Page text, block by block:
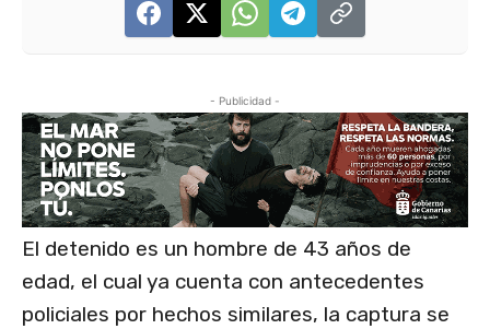
- Publicidad -
El detenido es un hombre de 43 años de
edad, el cual ya cuenta con antecedentes
policiales por hechos similares, la captura se